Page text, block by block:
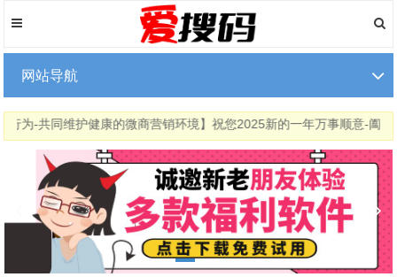
网站导航
的微商营销环境】祝您2025新的一年万事顺意-阖家欢乐